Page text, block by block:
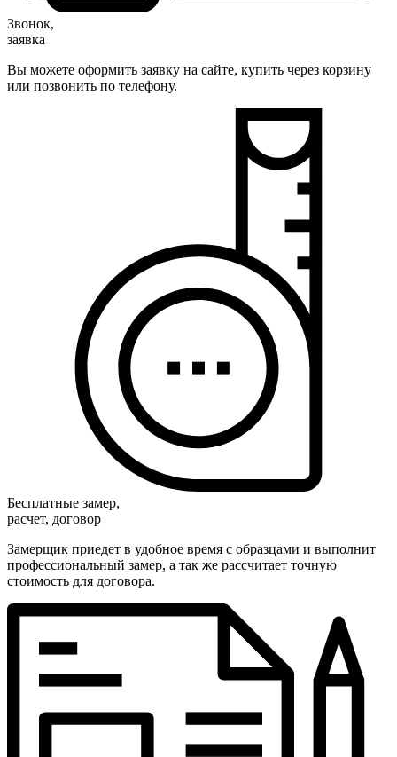
Звонок,
заявка
Вы можете оформить заявку на сайте, купить через корзину
или позвонить по телефону.
Бесплатные замер,
расчет, договор
Замерщик приедет в удобное время с образцами и выполнит
профессиональный замер, а так же рассчитает точную
стоимость для договора.